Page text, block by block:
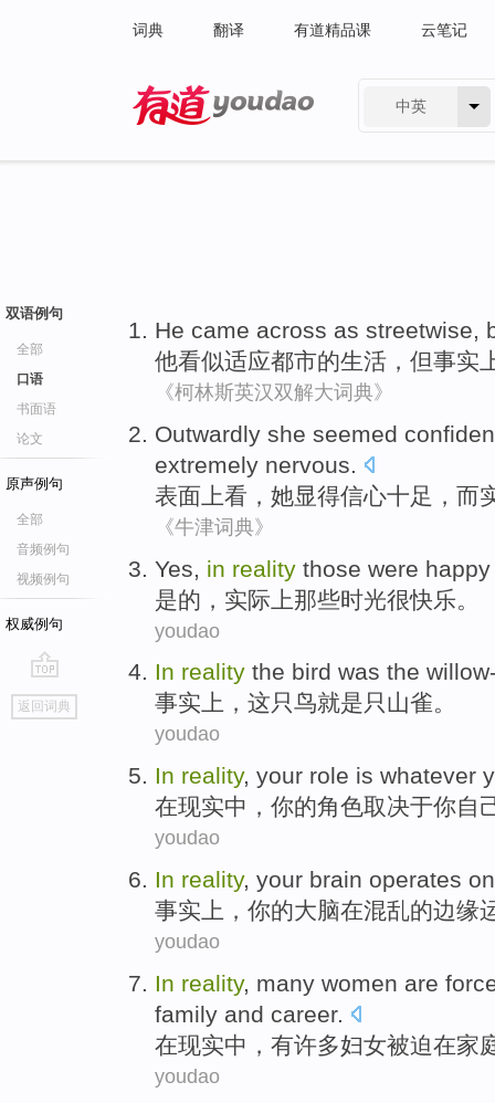
词典 翻译 有道精品课 云笔记
中英
双语例句
全部
口语
书面语
论文
原声例句
全部
音频例句
视频例句
权威例句
go
top
返回词典
He came across as streetwise,
他看似适应都市的生活， 但事实
《柯林斯英汉双解大词典》
Outwardly she seemed
extremely nervous.
表面 上看， 她显得信心十足 ， 而
《牛津词典》
Yes in reality those were happy
是的 ， 实际上那些时光很快乐 。
youdao
In reality the bird was the
事实上 ， 这只鸟就是只 山雀。
youdao
In reality, your role is whatever
在现实中 ， 你的角色取决于你自
youdao
In reality, your brain operates
事实上 ， 你的大脑在混乱的边缘
youdao
In reality, many women are
family and career.
在现实中 ， 有许多妇女被迫在家
youdao